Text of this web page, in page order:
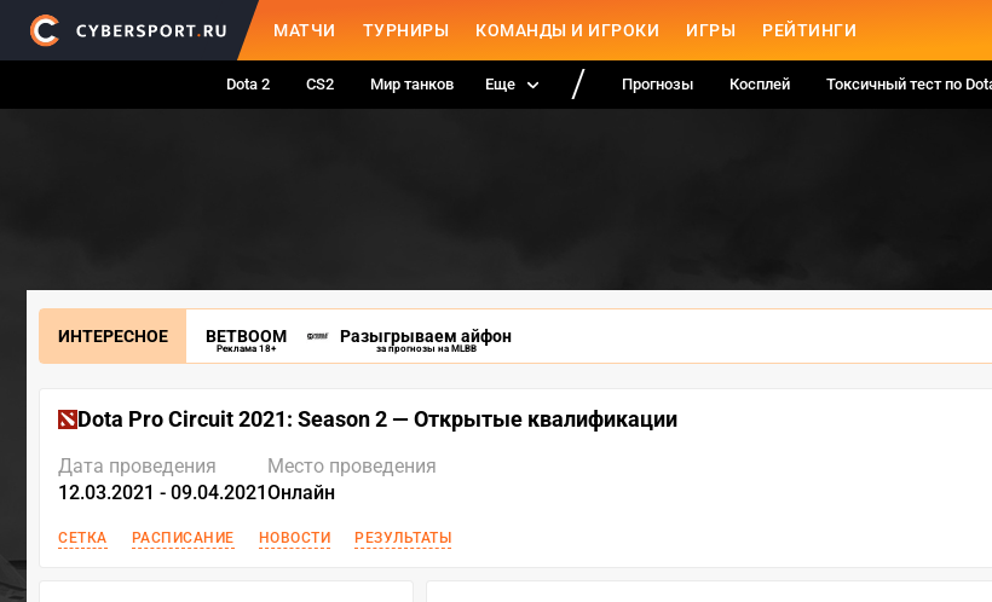
МАТЧИ ТУРНИРЫ КОМАНДЫ И ИГРОКИ ИГРЫ РЕЙТИНГИ
Dota 2 CS2 Мир танков Еще Прогнозы Косплей Токсичный тест по
ИНТЕРЕСНОЕ BETBOOM
Реклама 18+
Разыгрываем айфон
за прогнозы на MLBB
Dota Pro Circuit 2021: Season 2 — Открытые квалификации
Дата проведения
12.03.2021 - 09.04.2021
Место проведения
Онлайн
СЕТКА РАСПИСАНИЕ НОВОСТИ РЕЗУЛЬТАТЫ